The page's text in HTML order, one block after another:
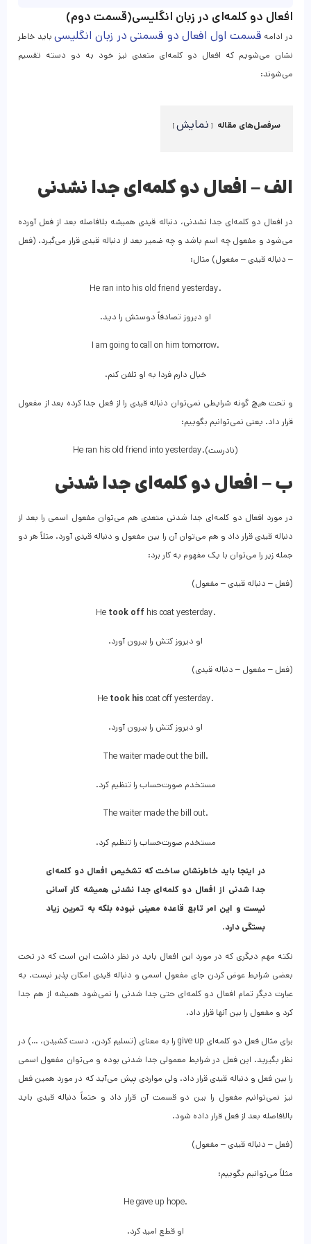
افعال دو کلمه‌ای در زبان انگلیسی(قسمت دوم)
در ادامه قسمت اول افعال دو قسمتی در زبان انگلیسیباید خاطر
نشان می‌شویم که افعال دو کلمه‌ای متعدی نیز خود به دو دسته تقسیم
می‌شوند:
سرفصل‌های مقاله نمایش
الف–افعال دو کلمه‌ای جدا نشدنی
در افعال دو کلمه‌ای جدا نشدنی، دنباله قیدی همیشه بلافاصله بعد از فعل آورده
می‌شود و مفعول چه اسم باشد و چه ضمیر بعد از دنباله قیدی قرار می‌گیرد. (فعل
– دنباله قیدی – مفعول) مثال:
He ran into his old friend yesterday.
او دیروز تصادفاً دوستش را دید.
I am going to call on him tomorrow.
خیال دارم فردا به او تلفن کنم.
و تحت هیچ گونه شرایطی نمی‌توان دنباله قیدی را از فعل جدا کرده بعد از مفعول
قرار داد. یعنی نمی‌توانیم بگوییم:
He ran his old friend into yesterday.(نادرست)
ب–افعال دو کلمه‌ای جدا شدنی
در مورد افعال دو کلمه‌ای جدا شدنی متعدی هم می‌توان مفعول اسمی را بعد از
دنباله قیدی قرار داد و هم می‌توان آن را بین مفعول و دنباله قیدی آورد. مثلاً هر دو
جمله زیر را می‌توان با یک مفهوم به کار برد:
(فعل – دنباله قیدی – مفعول)
He took offhis coat yesterday.
او دیروز کتش را بیرون آورد.
(فعل – مفعول – دنباله قیدی)
He took his coat off yesterday.
او دیروز کتش را بیرون آورد.
The waiter made out the bill.
مستخدم صورت‌حساب را تنظیم کرد.
The waiter made the bill out.
مستخدم صورت‌حساب را تنظیم کرد.
در اینجا باید خاطرنشان ساخت که تشخیص افعال دو کلمه‌ای
جدا شدنی از افعال دو کلمه‌ای جدا نشدنی همیشه کار آسانی
نیست و این امر تابع قاعده معینی نبوده بلکه به تمرین زیاد
بستگی دارد.
نکته مهم دیگری که در مورد این افعال باید در نظر داشت این است که در تحت
بعضی شرایط عوض کردن جای مفعول اسمی و دنباله قیدی امکان پذیر نیست. به
عبارت دیگر تمام افعال دو کلمه‌ای حتی جدا شدنی را نمی‌شود همیشه از هم جدا
کرد و مفعول را بین آنها قرار داد.
برای مثال فعل دو کلمه‌ای give up را به معنای (تسلیم کردن، دست کشیدن، …) در
نظر بگیرید. این فعل در شرایط معمولی جدا شدنی بوده و می‌توان مفعول اسمی
را بین فعل و دنباله قیدی قرار داد. ولی مواردی پیش می‌آید که در مورد همین فعل
نیز نمی‌توانیم مفعول را بین دو قسمت آن قرار داد و حتماً دنباله قیدی باید
بالافاصله بعد از فعل قرار داده شود.
(فعل – دنباله قیدی – مفعول)
مثلاً می‌توانیم بگوییم:
He gave up hope.
او قطع امید کرد.